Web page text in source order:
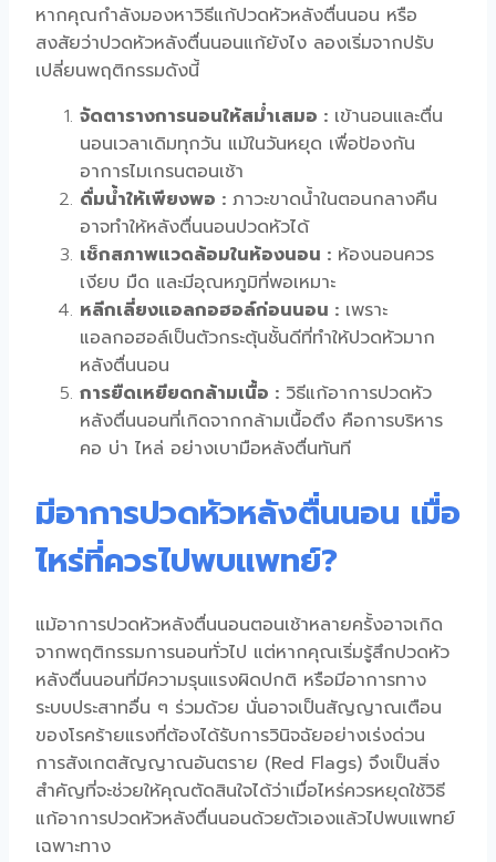
หากคุณกำลังมองหาวิธีแก้ปวดหัวหลังตื่นนอน หรือ
สงสัยว่าปวดหัวหลังตื่นนอนแก้ยังไง ลองเริ่มจากปรับ
เปลี่ยนพฤติกรรมดังนี้
จัดตารางการนอนให้สม่ำเสมอ : เข้านอนและตื่น
นอนเวลาเดิมทุกวัน แม้ในวันหยุด เพื่อป้องกัน
อาการไมเกรนตอนเช้า
ดื่มน้ำให้เพียงพอ : ภาวะขาดน้ำในตอนกลางคืน
อาจทำให้หลังตื่นนอนปวดหัวได้
เช็กสภาพแวดล้อมในห้องนอน : ห้องนอนควร
เงียบ มืด และมีอุณหภูมิที่พอเหมาะ
หลีกเลี่ยงแอลกอฮอล์ก่อนนอน : เพราะ
แอลกอฮอล์เป็นตัวกระตุ้นชั้นดีที่ทำให้ปวดหัวมาก
หลังตื่นนอน
การยืดเหยียดกล้ามเนื้อ : วิธีแก้อาการปวดหัว
หลังตื่นนอนที่เกิดจากกล้ามเนื้อตึง คือการบริหาร
คอ บ่า ไหล่ อย่างเบามือหลังตื่นทันที
มีอาการปวดหัวหลังตื่นนอน เมื่อ
ไหร่ที่ควรไปพบแพทย์?
แม้อาการปวดหัวหลังตื่นนอนตอนเช้าหลายครั้งอาจเกิด
จากพฤติกรรมการนอนทั่วไป แต่หากคุณเริ่มรู้สึกปวดหัว
หลังตื่นนอนที่มีความรุนแรงผิดปกติ หรือมีอาการทาง
ระบบประสาทอื่น ๆ ร่วมด้วย นั่นอาจเป็นสัญญาณเตือน
ของโรคร้ายแรงที่ต้องได้รับการวินิจฉัยอย่างเร่งด่วน
การสังเกตสัญญาณอันตราย (Red Flags) จึงเป็นสิ่ง
สำคัญที่จะช่วยให้คุณตัดสินใจได้ว่าเมื่อไหร่ควรหยุดใช้วิธี
แก้อาการปวดหัวหลังตื่นนอนด้วยตัวเองแล้วไปพบแพทย์
เฉพาะทาง